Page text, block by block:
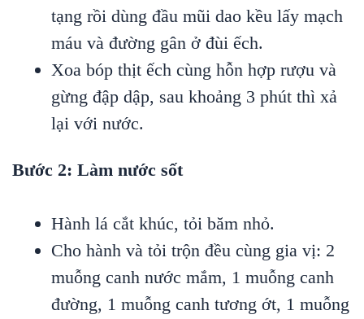
tạng rồi dùng đầu mũi dao kều lấy mạch
máu và đường gân ở đùi ếch.
Xoa bóp thịt ếch cùng hỗn hợp rượu và
gừng đập dập, sau khoảng 3 phút thì xả
lại với nước.
Bước 2: Làm nước sốt
Hành lá cắt khúc, tỏi băm nhỏ.
Cho hành và tỏi trộn đều cùng gia vị: 2
muỗng canh nước mắm, 1 muỗng canh
đường, 1 muỗng canh tương ớt, 1 muỗng